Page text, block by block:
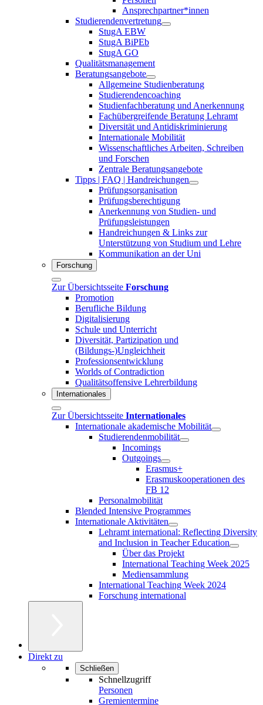
Ansprechpartner*innen
Studierendenvertretung
StugA EBW
StugA BiPEb
StugA GO
Qualitätsmanagement
Beratungsangebote
Allgemeine Studienberatung
Studierendencoaching
Studienfachberatung und Anerkennung
Fachübergreifende Beratung Lehramt
Diversität und Antidiskriminierung
Internationale Mobilität
Wissenschaftliches Arbeiten, Schreiben
und Forschen
Zentrale Beratungsangebote
Tipps | FAQ | Handreichungen
Prüfungsorganisation
Prüfungsberechtigung
Anerkennung von Studien- und
Prüfungsleistungen
Handreichungen & Links zur
Unterstützung von Studium und Lehre
Kommunikation an der Uni
Forschung
Zur Übersichtsseite Forschung
Promotion
Berufliche Bildung
Digitalisierung
Schule und Unterricht
Diversität, Partizipation und
(Bildungs-)Ungleichheit
Professionsentwicklung
Worlds of Contradiction
Qualitätsoffensive Lehrerbildung
Internationales
Zur Übersichtsseite Internationales
Internationale akademische Mobilität
Studierendenmobilität
Incomings
Outgoings
Erasmus+
Erasmuskooperationen des
FB 12
Personalmobilität
Blended Intensive Programmes
Internationale Aktivitäten
Lehramt international: Reflecting Diversity
and Inclusion in Teacher Education
Über das Projekt
International Teaching Week 2025
Mediensammlung
International Teaching Week 2024
Forschung international
Direkt zu
Schließen
Schnellzugriff
Personen
Gremientermine